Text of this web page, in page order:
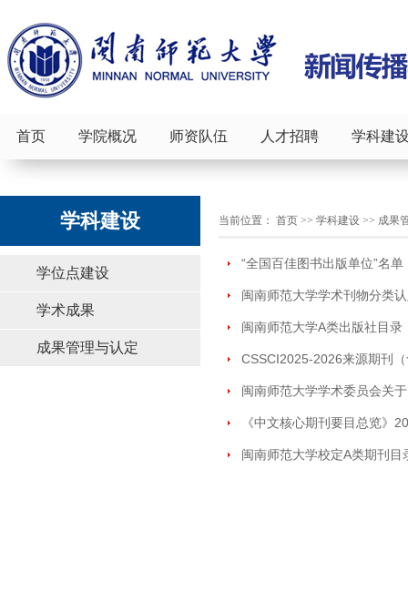
首页 学院概况 师资队伍 人才招聘 学科建
学科建设
学位点建设
学术成果
成果管理与认定
当前位置： 首页 >> 学科建设 >> 成果
“全国百佳图书出版单位”名单
闽南师范大学学术刊物分类
闽南师范大学A类出版社目录
CSSCI2025-2026来源期刊
闽南师范大学学术委员会关
《中文核心期刊要目总览》
闽南师范大学校定A类期刊目